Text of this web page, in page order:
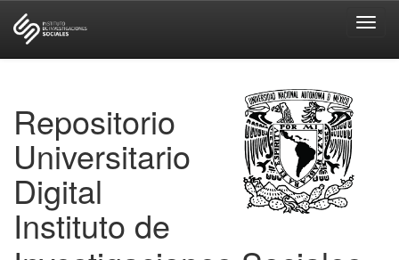
Repositorio
Universitario
Digital
Instituto de